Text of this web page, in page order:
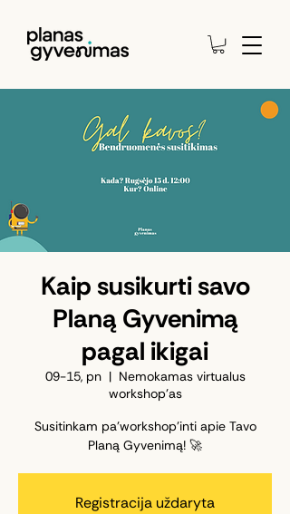
Kaip susikurti savo
Planą Gyvenimą
pagal ikigai
09-15, pn
  |
Nemokamas virtualus
workshop'as
Susitinkam pa'workshop'inti apie Tavo
Planą Gyvenimą! 🚀
Registracija uždaryta